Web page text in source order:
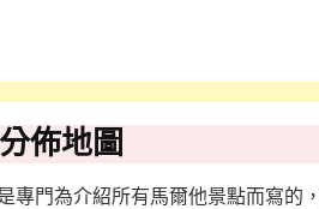
佈地圖
專門為介紹所有馬爾他景點而寫的